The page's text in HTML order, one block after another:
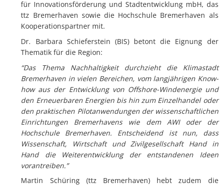
für Innovationsförderung und Stadtentwicklung mbH, das
ttz Bremerhaven sowie die Hochschule Bremerhaven als
Kooperationspartner mit.
Dr. Barbara Schieferstein (BIS) betont die Eignung der
Thematik für die Region:
“Das Thema Nachhaltigkeit durchzieht die Klimastadt
Bremerhaven in vielen Bereichen, vom langjährigen Know-
how aus der Entwicklung von Offshore-Windenergie und
den Erneuerbaren Energien bis hin zum Einzelhandel oder
den praktischen Pilotanwendungen der wissenschaftlichen
Einrichtungen Bremerhavens wie dem AWI oder der
Hochschule Bremerhaven. Entscheidend ist nun, dass
Wissenschaft, Wirtschaft und Zivilgesellschaft Hand in
Hand die Weiterentwicklung der entstandenen Ideen
vorantreiben.”
Martin Schüring (ttz Bremerhaven) hebt zudem die